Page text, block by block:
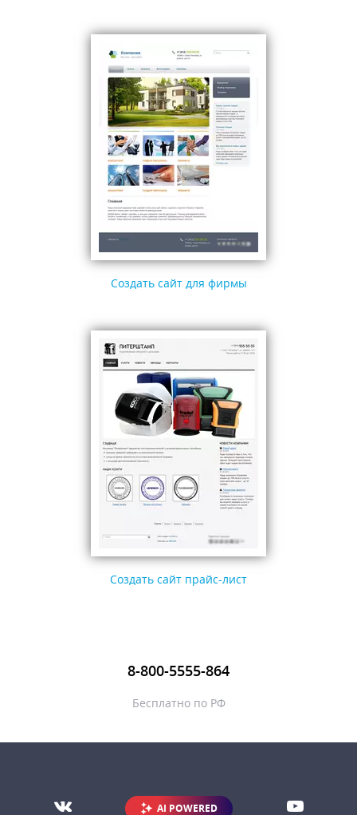
Создать сайт для фирмы
Создать сайт прайс-лист
8-800-5555-864
Бесплатно по РФ
AI POWERED